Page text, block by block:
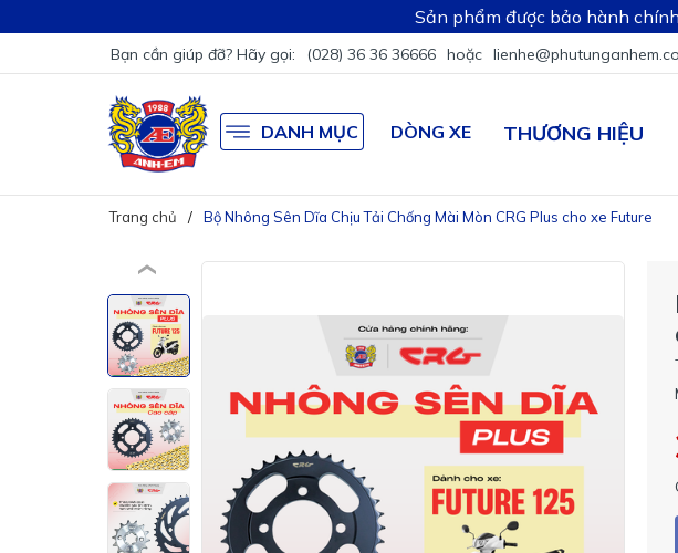
Sản phẩm được bảo hành
Bạn cần giúp đỡ? Hãy gọi: (028) 36 36 36666 hoặc
DANH MỤC DÒNG XE THƯƠNG HIỆU
Trang chủ Bộ Nhông Sên Dĩa Chịu Tải Chống Mài Mòn CRG Plus cho xe Future